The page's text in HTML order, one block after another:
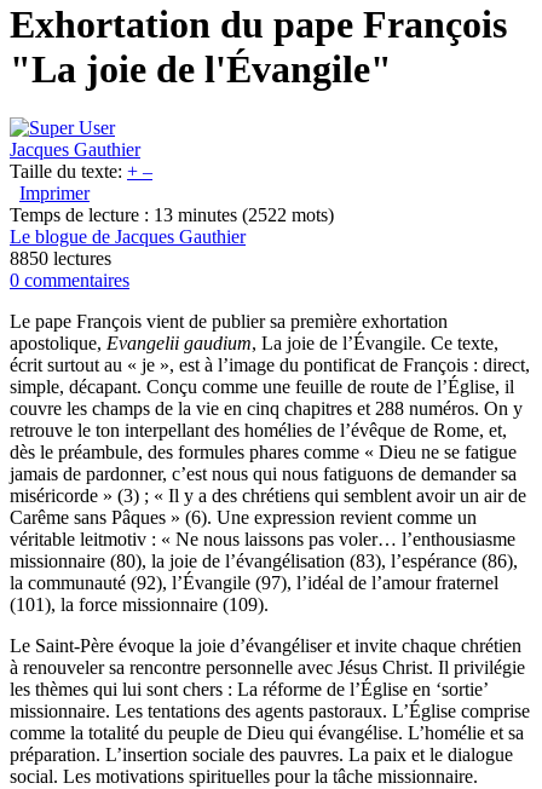
Exhortation du pape François
"La joie de l'Évangile"
Jacques Gauthier
Taille du texte: + –
Imprimer
Temps de lecture : 13 minutes (2522 mots)
Le blogue de Jacques Gauthier
8850 lectures
0 commentaires
Le pape François vient de publier sa première exhortation
apostolique, Evangelii gaudium, La joie de l’Évangile. Ce texte,
écrit surtout au « je », est à l’image du pontificat de François : direct,
simple, décapant. Conçu comme une feuille de route de l’Église, il
couvre les champs de la vie en cinq chapitres et 288 numéros. On y
retrouve le ton interpellant des homélies de l’évêque de Rome, et,
dès le préambule, des formules phares comme « Dieu ne se fatigue
jamais de pardonner, c’est nous qui nous fatiguons de demander sa
miséricorde » (3) ; « Il y a des chrétiens qui semblent avoir un air de
Carême sans Pâques » (6). Une expression revient comme un
véritable leitmotiv : « Ne nous laissons pas voler… l’enthousiasme
missionnaire (80), la joie de l’évangélisation (83), l’espérance (86),
la communauté (92), l’Évangile (97), l’idéal de l’amour fraternel
(101), la force missionnaire (109).
Le Saint-Père évoque la joie d’évangéliser et invite chaque chrétien
à renouveler sa rencontre personnelle avec Jésus Christ. Il privilégie
les thèmes qui lui sont chers : La réforme de l’Église en ‘sortie’
missionnaire. Les tentations des agents pastoraux. L’Église comprise
comme la totalité du peuple de Dieu qui évangélise. L’homélie et sa
préparation. L’insertion sociale des pauvres. La paix et le dialogue
social. Les motivations spirituelles pour la tâche missionnaire.